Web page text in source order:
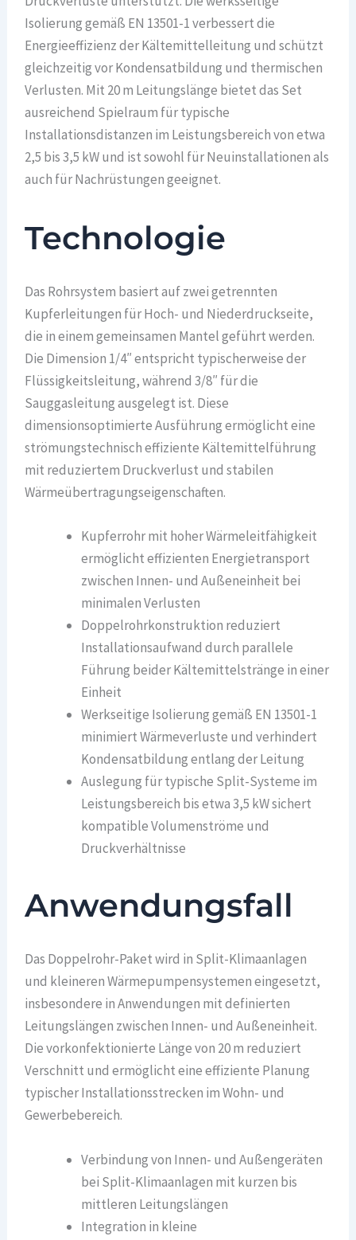
Isolierung gemäß EN 13501-1 verbessert die
Energieeffizienz der Kältemittelleitung und schützt
gleichzeitig vor Kondensatbildung und thermischen
Verlusten. Mit 20 m Leitungslänge bietet das Set
ausreichend Spielraum für typische
Installationsdistanzen im Leistungsbereich von etwa
2,5 bis 3,5 kW und ist sowohl für Neuinstallationen als
auch für Nachrüstungen geeignet.
Technologie
Das Rohrsystem basiert auf zwei getrennten
Kupferleitungen für Hoch- und Niederdruckseite,
die in einem gemeinsamen Mantel geführt werden.
Die Dimension 1/4″ entspricht typischerweise der
Flüssigkeitsleitung, während 3/8″ für die
Sauggasleitung ausgelegt ist. Diese
dimensionsoptimierte Ausführung ermöglicht eine
strömungstechnisch effiziente Kältemittelführung
mit reduziertem Druckverlust und stabilen
Wärmeübertragungseigenschaften.
Kupferrohr mit hoher Wärmeleitfähigkeit
ermöglicht effizienten Energietransport
zwischen Innen- und Außeneinheit bei
minimalen Verlusten
Doppelrohrkonstruktion reduziert
Installationsaufwand durch parallele
Führung beider Kältemittelstränge in einer
Einheit
Werkseitige Isolierung gemäß EN 13501-1
minimiert Wärmeverluste und verhindert
Kondensatbildung entlang der Leitung
Auslegung für typische Split-Systeme im
Leistungsbereich bis etwa 3,5 kW sichert
kompatible Volumenströme und
Druckverhältnisse
Anwendungsfall
Das Doppelrohr-Paket wird in Split-Klimaanlagen
und kleineren Wärmepumpensystemen eingesetzt,
insbesondere in Anwendungen mit definierten
Leitungslängen zwischen Innen- und Außeneinheit.
Die vorkonfektionierte Länge von 20 m reduziert
Verschnitt und ermöglicht eine effiziente Planung
typischer Installationsstrecken im Wohn- und
Gewerbebereich.
Verbindung von Innen- und Außengeräten
bei Split-Klimaanlagen mit kurzen bis
mittleren Leitungslängen
Integration in kleine